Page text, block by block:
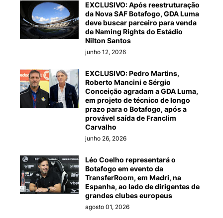
EXCLUSIVO: Após reestruturação
da Nova SAF Botafogo, GDA Luma
deve buscar parceiro para venda
de Naming Rights do Estádio
Nilton Santos
junho 12, 2026
EXCLUSIVO: Pedro Martins,
Roberto Mancini e Sérgio
Conceição agradam a GDA Luma,
em projeto de técnico de longo
prazo para o Botafogo, após a
provável saída de Franclim
Carvalho
junho 26, 2026
Léo Coelho representará o
Botafogo em evento da
TransferRoom, em Madri, na
Espanha, ao lado de dirigentes de
grandes clubes europeus
agosto 01, 2026